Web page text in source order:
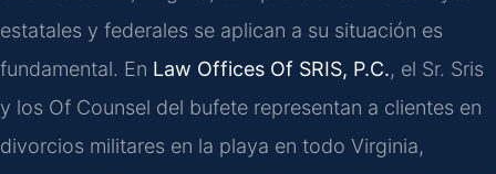
estatales y federales se aplican a su situación es
fundamental. En Law Offices Of SRIS, P.C., el Sr. Sris
y los Of Counsel del bufete representan a clientes en
divorcios militares en la playa en todo Virginia,